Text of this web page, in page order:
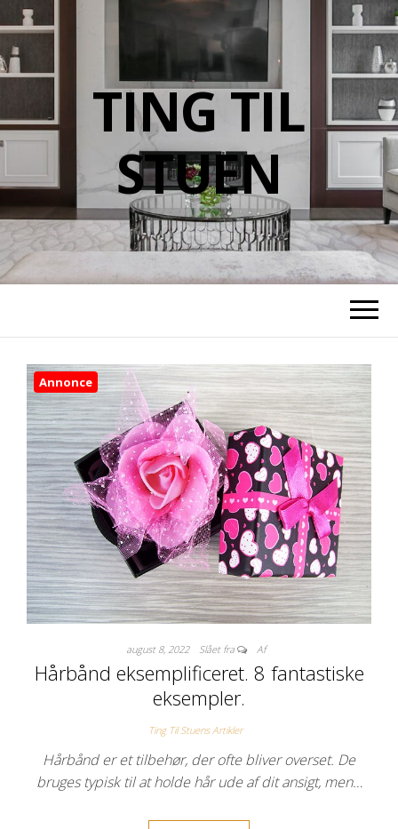
TING TIL
STUEN
Annonce
august 8, 2022 Slået fra Af
Hårbånd eksemplificeret. 8 fantastiske
eksempler.
Ting Til Stuens Artikler
Hårbånd er et tilbehør, der ofte bliver overset. De
bruges typisk til at holde hår ude af dit ansigt, men…